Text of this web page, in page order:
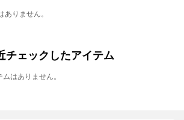
りません。
チェックしたアイテム
はありません。